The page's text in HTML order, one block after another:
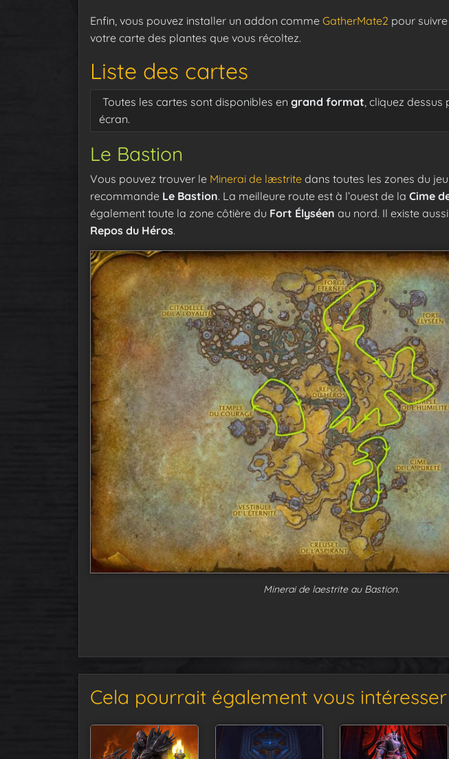
Enfin, vous pouvez installer un addon comme GatherMate2 pour
votre carte des plantes que vous récoltez.
Liste des cartes
Toutes les cartes sont disponibles en grand format , cliquez
écran.
Le Bastion
Vous pouvez trouver le Minerai de læstrite dans toutes les zones du
recommande Le Bastion. La meilleure route est à l’ouest de la Cime
également toute la zone côtière du Fort Élyséen au nord. Il existe
Repos du Héros.
Minerai de laestrite au Bastion.
Cela pourrait également vous intéresser